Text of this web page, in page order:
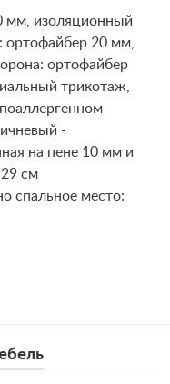
мм, изоляционный
ортофайбер 20 мм,
ортофайбер
трикотаж,
-
на пене 10 мм и
см
спальное место: